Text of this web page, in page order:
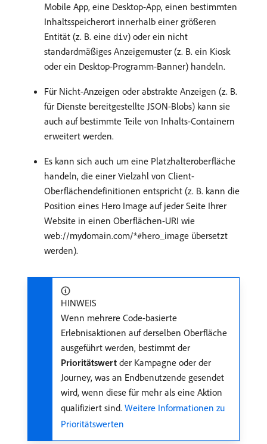
Mobile App, eine Desktop-App, einen bestimmten
Inhaltsspeicherort innerhalb einer größeren
Entität (z. B. eine div) oder ein nicht
standardmäßiges Anzeigemuster (z. B. ein Kiosk
oder ein Desktop-Programm-Banner) handeln.
Für Nicht-Anzeigen oder abstrakte Anzeigen (z. B.
für Dienste bereitgestellte JSON-Blobs) kann sie
auch auf bestimmte Teile von Inhalts-Containern
erweitert werden.
Es kann sich auch um eine Platzhalteroberfläche
handeln, die einer Vielzahl von Client-
Oberflächendefinitionen entspricht (z. B. kann die
Position eines Hero Image auf jeder Seite Ihrer
Website in einen Oberflächen-URI wie
web://mydomain.com/*#hero_image übersetzt
werden).
HINWEIS
Wenn mehrere Code-basierte
Erlebnisaktionen auf derselben Oberfläche
ausgeführt werden, bestimmt der
Prioritätswert der Kampagne oder der
Journey, was an Endbenutzende gesendet
wird, wenn diese für mehr als eine Aktion
qualifiziert sind. Weitere Informationen zu
Prioritätswerten